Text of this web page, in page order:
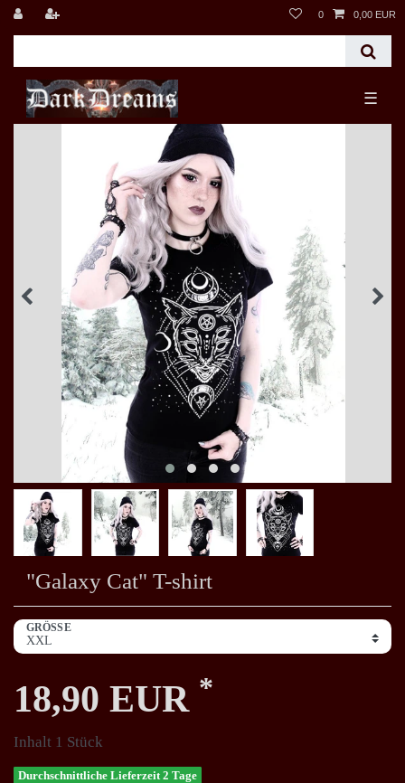
0 0,00 EUR
☰
"Galaxy Cat" T-shirt
GRÖSSE
18,90 EUR *
Inhalt 1 Stück
Durchschnittliche Lieferzeit 2 Tage